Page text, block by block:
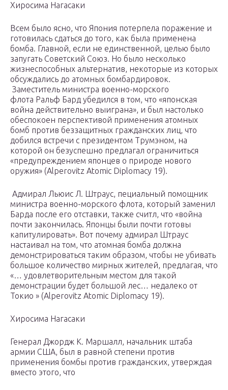
Хиросима Нагасаки
Всем было ясно, что Япония потерпела поражение и
готовилась сдаться до того, как была применена
бомба. Главной, если не единственной, целью было
запугать Советский Союз. Но было несколько
жизнеспособных альтернатив, некоторые из которых
обсуждались до атомных бомбардировок.
Заместитель министра военно-морского
флота Ральф Бард убедился в том, что «японская
война действительно выиграна», и был настолько
обеспокоен перспективой применения атомных
бомб против беззащитных гражданских лиц, что
добился встречи с президентом Трумэном, на
которой он безуспешно предлагал ограничиться
«предупреждением японцев о природе нового
оружия» (Alperovitz Atomic Diplomacy 19).
Адмирал Льюис Л. Штраус, пециальный помощник
министра военно-морского флота, который заменил
Барда после его отставки, также считл, что «война
почти закончилась. Японцы были почти готовы
капитулировать». Вот почему адмирал Штраус
настаивал на том, что атомная бомба должна
демонстрироваться таким образом, чтобы не убивать
большое количество мирных жителей, предлагая, что
«… удовлетворительным местом для такой
демонстрации будет большой лес… недалеко от
Токио » (Alperovitz Atomic Diplomacy 19).
Хиросима Нагасаки
Генерал Джордж К. Маршалл, начальник штаба
армии США, был в равной степени против
применения бомбы против гражданских, утверждая
вместо этого, что